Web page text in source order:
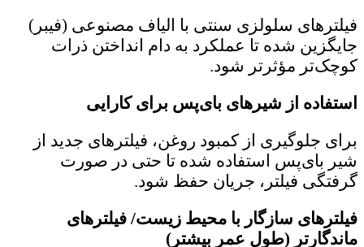
فیلترهای سلولزی سنتی با الیاف مصنوعی (فیبر)
جایگزین شده تا عملکرد به دام انداختن ذرات
کوچک‌تر مؤثرتر شود.
استفاده از شیرهای بای‌پس برای کارایی
برای جلوگیری از کمبود روغن، فیلترهای جدید از
شیر بای‌پس استفاده شده تا حتی در صورت
گرفتگی فیلتر، جریان حفظ ‌شود.
فیلترهای سازگار با محیط زیست/ فیلترهای
ماندگارتر (طول عمر بیشتر)